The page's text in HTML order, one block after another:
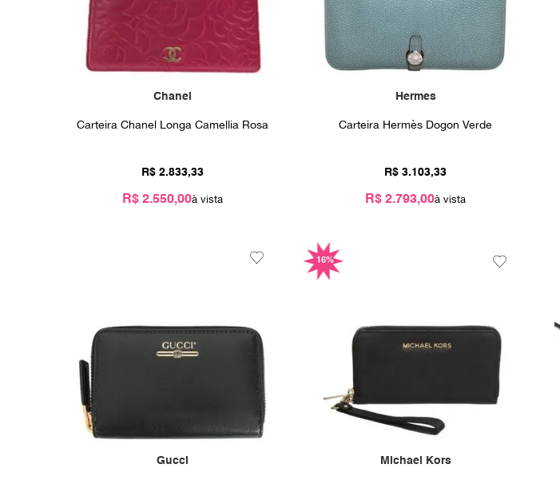
Chanel
Carteira Chanel Longa Camellia Rosa
R$ 2.833,33
R$ 2.550,00
Hermes
Carteira Hermès Dogon Verde
R$ 3.103,33
R$ 2.793,00
Gucci
16%
Michael Kors